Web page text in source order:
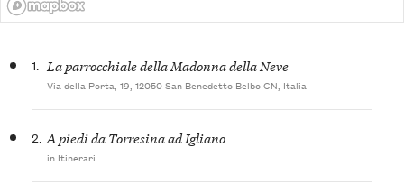
1. La parrocchiale della Madonna della Neve
Via della Porta, 19, 12050 San Benedetto Belbo CN, Italia
2. A piedi da Torresina ad Igliano
in Itinerari